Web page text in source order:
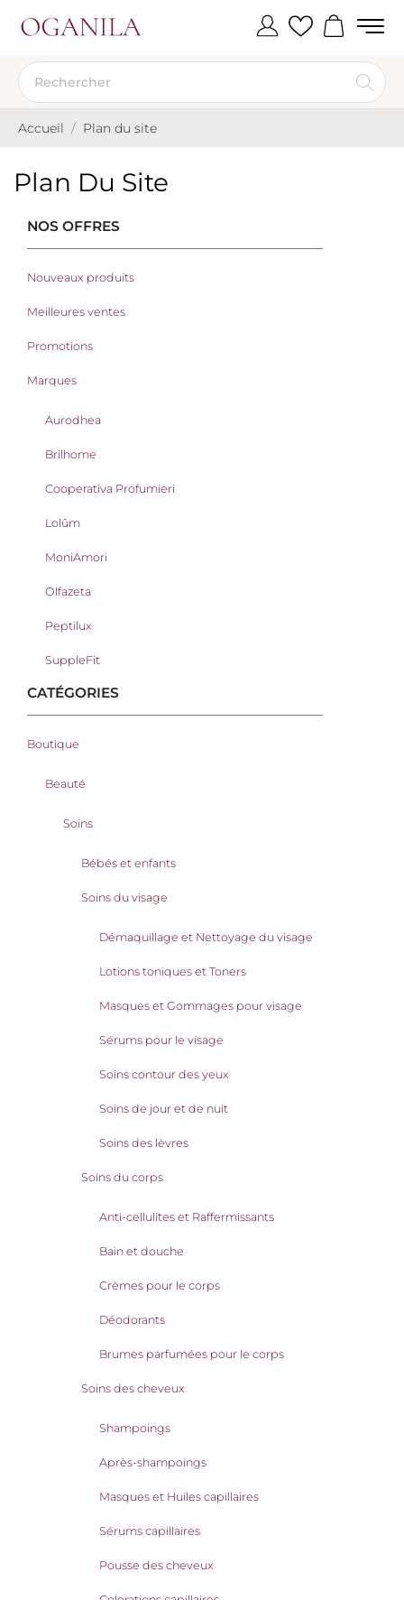
Accueil Plan du site
Plan Du Site
NOS OFFRES
Nouveaux produits
Meilleures ventes
Promotions
Marques
Aurodhea
Brilhome
Cooperativa Profumieri
Lolûm
MoniAmori
Olfazeta
Peptilux
SuppleFit
CATÉGORIES
Boutique
Beauté
Soins
Bébés et enfants
Soins du visage
Démaquillage et Nettoyage du visage
Lotions toniques et Toners
Masques et Gommages pour visage
Sérums pour le visage
Soins contour des yeux
Soins de jour et de nuit
Soins des lèvres
Soins du corps
Anti-cellulites et Raffermissants
Bain et douche
Crèmes pour le corps
Déodorants
Brumes parfumées pour le corps
Soins des cheveux
Shampoings
Après-shampoings
Masques et Huiles capillaires
Sérums capillaires
Pousse des cheveux